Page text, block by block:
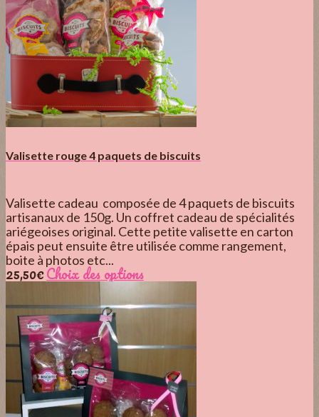
Valisette rouge 4 paquets de biscuits
Valisette cadeau composée de 4 paquets de biscuits
artisanaux de 150g. Un coffret cadeau de spécialités
ariégeoises original. Cette petite valisette en carton
épais peut ensuite être utilisée comme rangement,
boite à photos etc...
25,50€Choix des options